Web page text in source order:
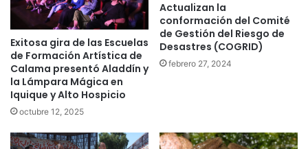
Exitosa gira de las Escuelas
de Formación Artística de
Calama presentó Aladdín y
la Lámpara Mágica en
Iquique y Alto Hospicio
octubre 12, 2025
Actualizan la
conformación del Comité
de Gestión del Riesgo de
Desastres (COGRID)
febrero 27, 2024